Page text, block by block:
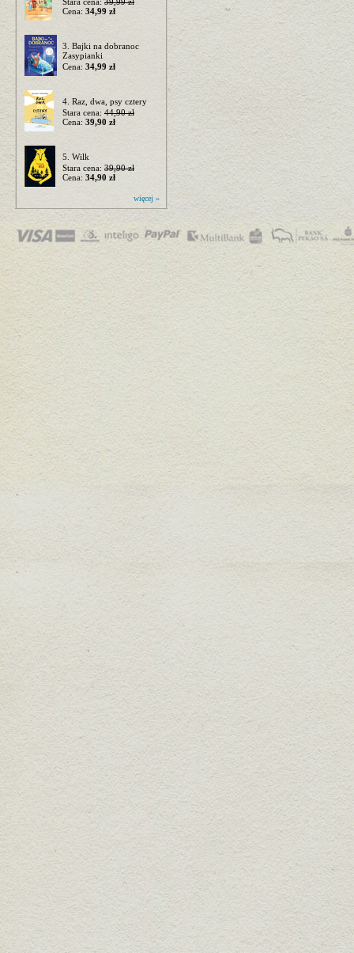
Cena: 34,99 zł
3. Bajki na dobranoc
Zasypianki
Cena: 34,99 zł
4. Raz, dwa, psy cztery
Stara cena: 44,90 zł
Cena: 39,90 zł
5. Wilk
Stara cena: 39,90 zł
Cena: 34,90 zł
więcej »